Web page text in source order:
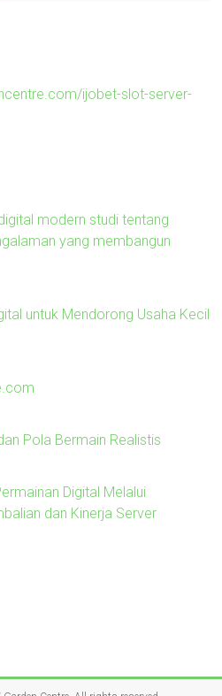
ijobet-slot-server-
modern studi tentang
yang membangun
untuk Mendorong Usaha Kecil
Pola Bermain Realistis
Digital Melalui
dan Kinerja Server